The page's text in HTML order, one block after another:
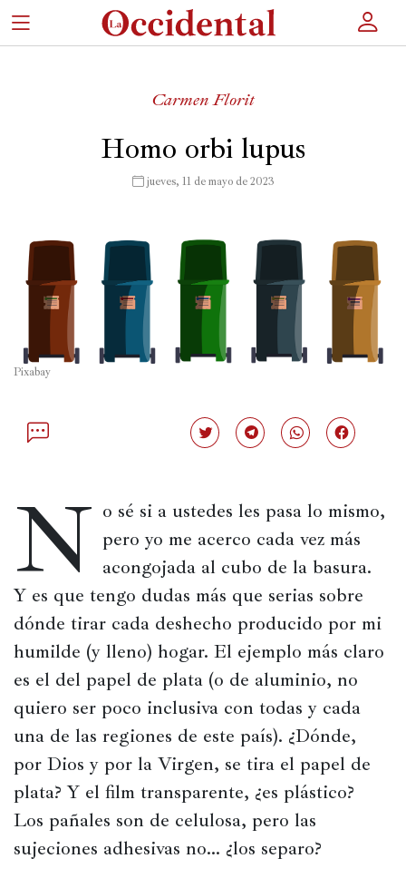
×
Entretenimiento
Autores
Revista
Política
Iberoamérica
Resto
de
Resto
del
Crítica
cultural
Películas
Carmen Florit
Homo orbi lupus
jueves, 11 de mayo de 2023
Pixabay
Haz
Twitter
(Se
en
ventana
nueva)
Haz
Telegram
(Se
en
ventana
nueva)
Haz
WhatsApp
(Se
en
ventana
nueva)
Haz
Facebook
(Se
abre
en
ventana
nueva)
N o sé si a ustedes les pasa lo mismo,
pero yo me acerco cada vez más
acongojada al cubo de la basura.
Y es que tengo dudas más que serias sobre
dónde tirar cada deshecho producido por mi
humilde (y lleno) hogar. El ejemplo más claro
es el del papel de plata (o de aluminio, no
quiero ser poco inclusiva con todas y cada
una de las regiones de este país). ¿Dónde,
por Dios y por la Virgen, se tira el papel de
plata? Y el film transparente, ¿es plástico?
Los pañales son de celulosa, pero las
sujeciones adhesivas no… ¿los separo?